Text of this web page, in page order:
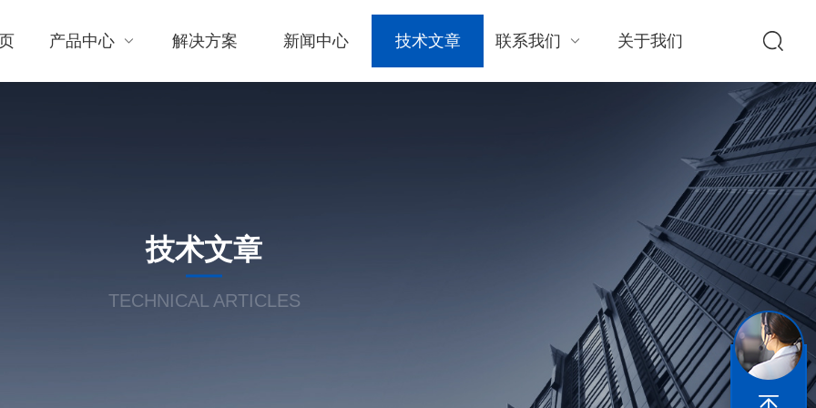
产品中心 解决方案 新闻中心 技术文章 联系我们 关于我们
技术文章
TECHNICAL ARTICLES